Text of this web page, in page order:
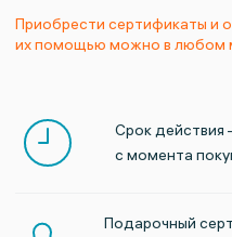
Приобрести сертификаты и
их помощью можно в любом
Срок действия
с момента
Подарочный